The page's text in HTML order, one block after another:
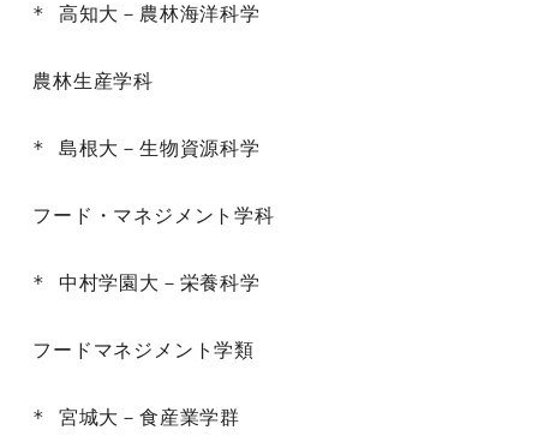
* 高知大－農林海洋科学
農林生産学科
* 島根大－生物資源科学
フード・マネジメント学科
* 中村学園大－栄養科学
フードマネジメント学類
* 宮城大－食産業学群